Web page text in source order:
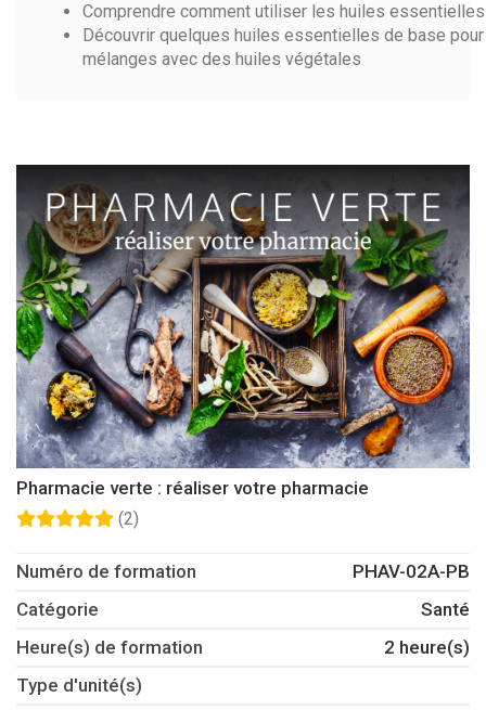
Comprendre comment utiliser les huiles
Découvrir quelques huiles essentielles de base pour
mélanges avec des huiles végétales
Pharmacie verte : réaliser votre pharmacie
(2)
Numéro de formation
PHAV-02A-PB
Catégorie
Santé
Heure(s) de formation
2 heure(s)
Type d'unité(s)